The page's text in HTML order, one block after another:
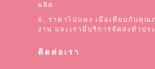
ผลิต
6. ราคาไม่แพง เมื่อเทียบกับคุณ
งาน และเรามีบริการจัดส่งทั่วปร
ติดต่อเรา